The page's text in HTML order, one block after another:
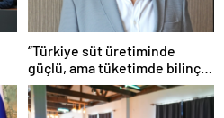
“Türkiye süt üretiminde
güçlü, ama tüketimde bilinç
şart”